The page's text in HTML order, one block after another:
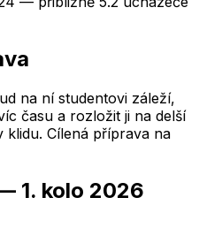
na ní studentovi záleží,
času a rozložit ji na delší
Cílená příprava na
1. kolo 2026